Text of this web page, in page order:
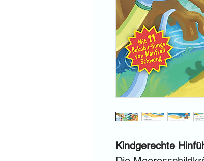
Kindgerechte